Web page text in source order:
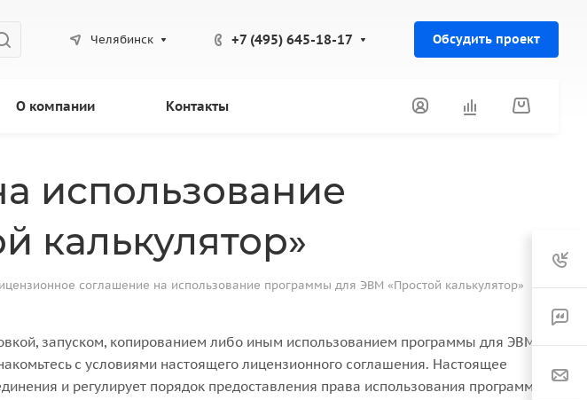
Челябинск +7 (495) 645-18-17 Обсудить проект
О компании Контакты
использование
калькулятор»
соглашение на использование программы для ЭВМ «Простой калькулятор»
запуском, копированием либо иным использованием программы для ЭВМ
с условиями настоящего лицензионного соглашения. Настоящее
и регулирует порядок предоставления права использования программы